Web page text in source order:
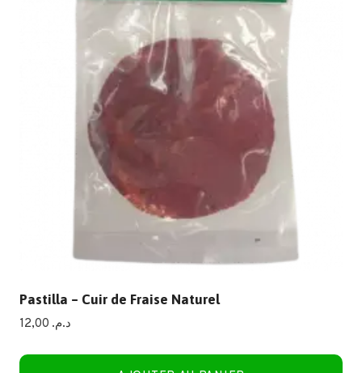
Pastilla – Cuir de Fraise Naturel
د.م.